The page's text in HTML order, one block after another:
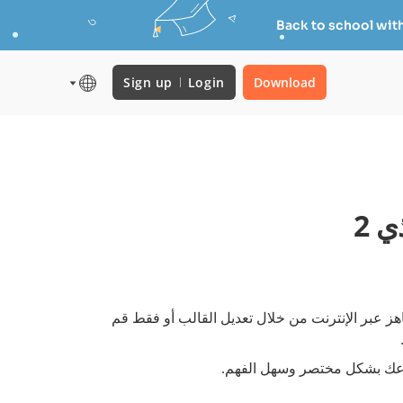
Back to school with
Download
Login
Sign up
2
الإنترنت من خلال تعديل القالب أو فقط قم
بشكل مختصر وسهل الفهم.